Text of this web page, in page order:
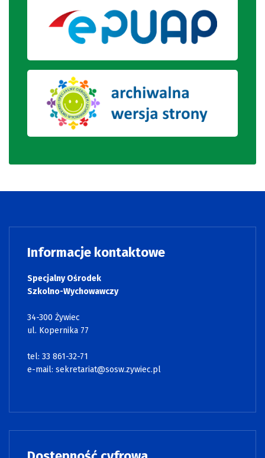
Informacje kontaktowe
Specjalny Ośrodek
Szkolno-Wychowawczy
34-300 Żywiec
ul. Kopernika 77
tel: 33 861-32-71
e-mail: sekretariat@sosw.zywiec.pl